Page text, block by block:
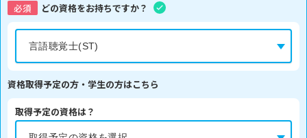
必須 どの資格をお持ちですか？
資格取得予定の方・学生の方はこちら
取得予定の資格は？